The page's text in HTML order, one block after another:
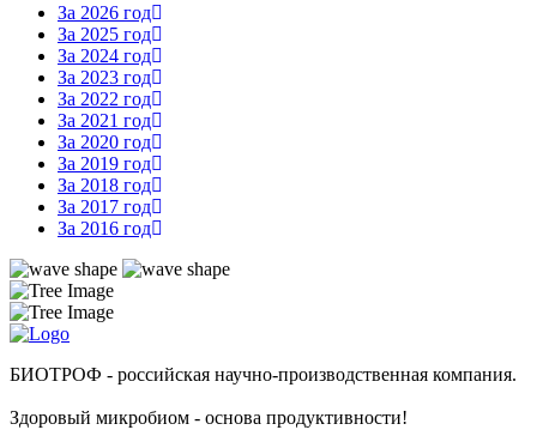
За 2026 год
За 2025 год
За 2024 год
За 2023 год
За 2022 год
За 2021 год
За 2020 год
За 2019 год
За 2018 год
За 2017 год
За 2016 год
БИОТРОФ - российская научно-производственная компания.
Здоровый микробиом - основа продуктивности!